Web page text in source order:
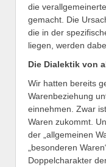
die
gemacht. Die
die in der
liegen, werden
Die Dialektik von
Wir hatten bereits
Warenbeziehung
einnehmen. Zwar
Waren zukommt.
der „allgemeinen
„besonderen
Doppelcharakter